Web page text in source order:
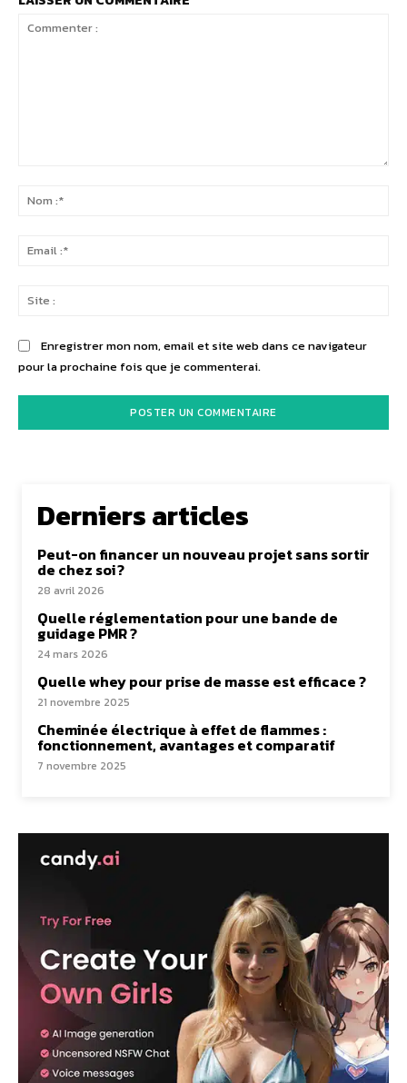
Enregistrer mon nom, email et site web dans ce navigateur
pour la prochaine fois que je commenterai.
Derniers articles
Peut-on financer un nouveau projet sans sortir
de chez soi ?
28 avril 2026
Quelle réglementation pour une bande de
guidage PMR ?
24 mars 2026
Quelle whey pour prise de masse est efficace ?
21 novembre 2025
Cheminée électrique à effet de flammes :
fonctionnement, avantages et comparatif
7 novembre 2025